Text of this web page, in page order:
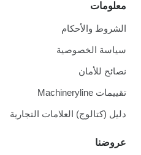
معلومات
الشروط والأحكام
سياسة الخصوصية
نصائح للأمان
تقييمات Machineryline
دليل (كتالوج) العلامات التجارية
عروضنا